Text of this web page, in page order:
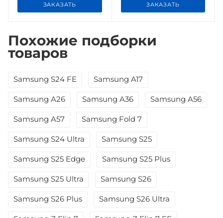
ЗАКАЗАТЬ ЗАКАЗАТЬ
Похожие подборки
товаров
Samsung S24 FE Samsung A17
Samsung A26 Samsung A36 Samsung A56
Samsung A57 Samsung Fold 7
Samsung S24 Ultra Samsung S25
Samsung S25 Edge Samsung S25 Plus
Samsung S25 Ultra Samsung S26
Samsung S26 Plus Samsung S26 Ultra